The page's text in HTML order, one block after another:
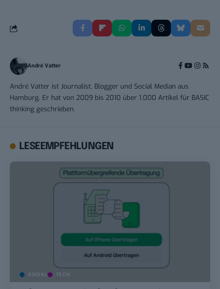
André Vatter
André Vatter ist Journalist, Blogger und Social Median aus
Hamburg. Er hat von 2009 bis 2010 über 1.000 Artikel für BASIC
thinking geschrieben.
LESEEMPFEHLUNGEN
SOCIAL TECH